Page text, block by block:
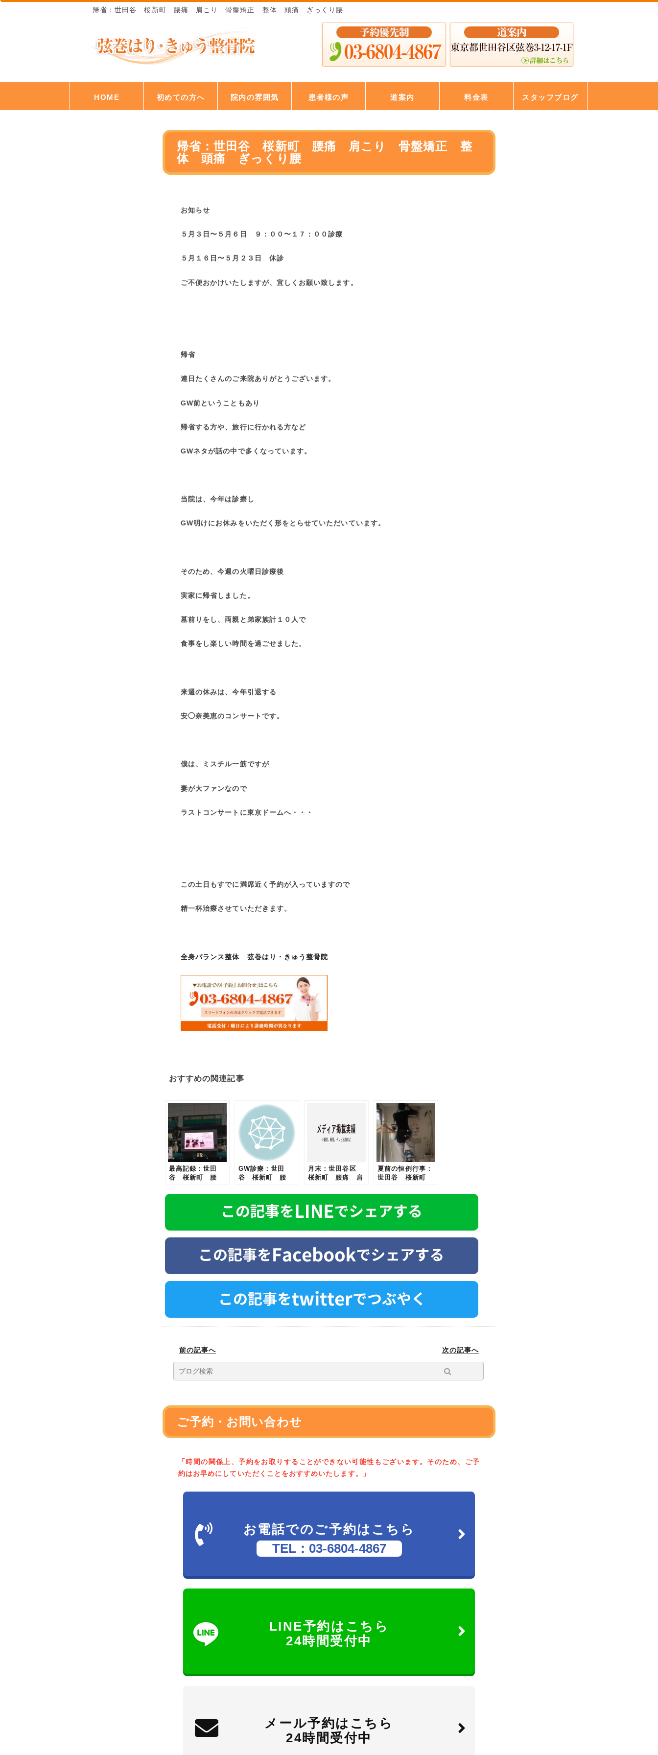
帰省：世田谷 桜新町 腰痛 肩こり 骨盤矯正 整体 頭痛 ぎっくり腰
HOME 初めての方へ 院内の雰囲気 患者様の声 道案内 料金表 スタッフブログ
帰省：世田谷 桜新町 腰痛 肩こり 骨盤矯正 整
体 頭痛 ぎっくり腰
お知らせ
５月３日〜５月６日 ９：００〜１７：００診療
５月１６日〜５月２３日 休診
ご不便おかけいたしますが、宜しくお願い致します。
帰省
連日たくさんのご来院ありがとうございます。
GW前ということもあり
帰省する方や、旅行に行かれる方など
GWネタが話の中で多くなっています。
当院は、今年は診療し
GW明けにお休みをいただく形をとらせていただいています。
そのため、今週の火曜日診療後
実家に帰省しました。
墓前りをし、両親と弟家族計１０人で
食事をし楽しい時間を過ごせました。
来週の休みは、今年引退する
安◯奈美恵のコンサートです。
僕は、ミスチル一筋ですが
妻が大ファンなので
ラストコンサートに東京ドームへ・・・
この土日もすでに満席近く予約が入っていますので
精一杯治療させていただきます。
全身バランス整体 弦巻はり・きゅう整骨院
おすすめの関連記事
最高記録：世田
谷 桜新町 腰
矯正 ぎっくり
GW診療：世田
谷 桜新町 腰
矯正 整体 ぎっ
くり腰 頭痛 む
ち打ち
月末：世田谷区
桜新町 腰痛 肩
整体 頭痛 ダイ
エット
夏前の恒例行事：
世田谷 桜新町
盤矯正 頭痛 整
体 ぎっくり腰
前の記事へ 次の記事へ
ご予約・お問い合わせ
「時間の関係上、予約をお取りすることができない可能性もございます。そのため、ご予
約はお早めにしていただくことをおすすめいたします。」
お電話でのご予約はこちら
TEL：03-6804-4867
LINE予約はこちら
24時間受付中
メール予約はこちら
24時間受付中